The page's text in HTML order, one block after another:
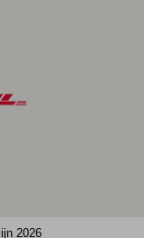
2026